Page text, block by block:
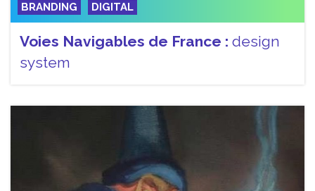
BRANDING DIGITAL
Voies Navigables de France : design
system